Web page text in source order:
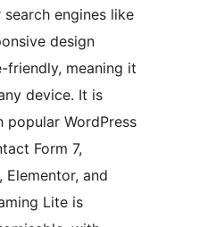
engines like
design
friendly, meaning it
device. It is
WordPress
Form 7,
Elementor, and
Lite is